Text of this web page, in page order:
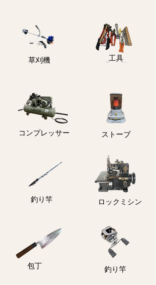
​草刈機 ​工具
コンプレッサー ストーブ
釣り竿 ロックミシン
包丁 釣り竿